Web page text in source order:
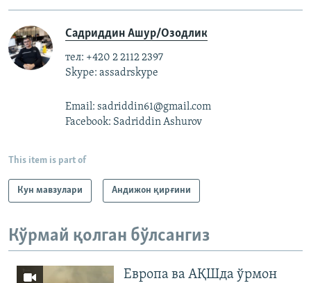
Садриддин Ашур/Озодлик
тел: +420 2 2112 2397
Skype: assadrskype
Email: sadriddin61@gmail.com
Facebook: Sadriddin Ashurov
This item is part of
Кун мавзулари Андижон қирғини
Кўрмай қолган бўлсангиз
Европа ва АҚШда ўрмон